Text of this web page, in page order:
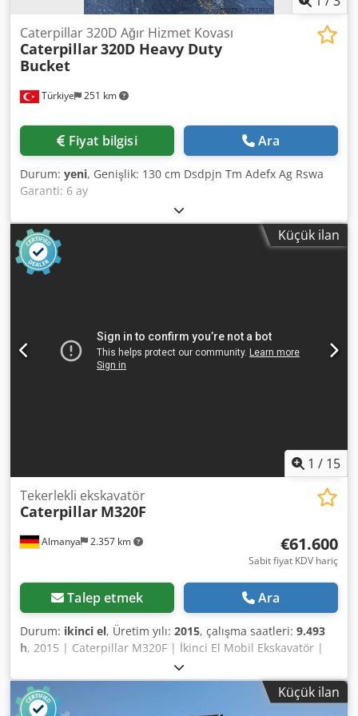
Türkiye 251 km
Caterpillar 320D Ağır Hizmet Kovası
Caterpillar320D Heavy Duty
Bucket
Fiyat bilgisi Ara
Durum: yeni, Genişlik: 130 cm Dsdpjn Tm Adefx Ag Rswa
Garanti: 6 ay
Küçük ilan
1 / 15
Almanya 2.357 km
Tekerlekli ekskavatör
Caterpillar M320F
€61.600
Sabit fiyat KDV hariç
Talep etmek Ara
Durum: ikinci el, Üretim yılı: 2015, çalışma saatleri: 9.493
h, 2015 | Caterpillar M320F | İkinci El Mobil Ekskavatör |
9493 saat 📍Konum: Almanya 🚛 Hedefinize teslimat
mevcuttur – Nakliye maliyetini tahmin etmek için nakliye
hesaplama aracımızı kullanın! Dwjdpszhw Ekjfx Ag Rsa 💰
Küçük ilan